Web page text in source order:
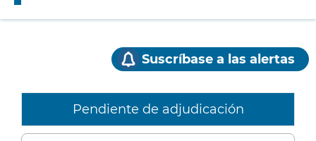
Suscríbase a las alertas
Pendiente de adjudicación